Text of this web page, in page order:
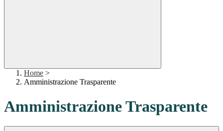
Home >
Amministrazione Trasparente
Amministrazione Trasparente